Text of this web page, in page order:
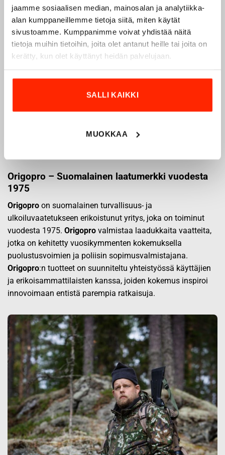
jaamme sosiaalisen median, mainosalan ja analytiikka-
alan kumppaneillemme tietoja siitä, miten käytät
sivustoamme. Kumppanimme voivat yhdistää näitä
tietoja muihin tietoihin, joita olet antanut heille tai joita on
kerätty, kun olet käyttänyt heidän palvelujaan.
SALLI KAIKKI
MUOKKAA
Origopro – Suomalainen laatumerkki vuodesta
1975
Origopro on suomalainen turvallisuus- ja
ulkoiluvaatetukseen erikoistunut yritys, joka on toiminut
vuodesta 1975. Origopro valmistaa laadukkaita vaatteita,
jotka on kehitetty vuosikymmenten kokemuksella
puolustusvoimien ja poliisin sopimusvalmistajana.
Origopro:n tuotteet on suunniteltu yhteistyössä käyttäjien
ja erikoisammattilaisten kanssa, joiden kokemus inspiroi
innovoimaan entistä parempia ratkaisuja.